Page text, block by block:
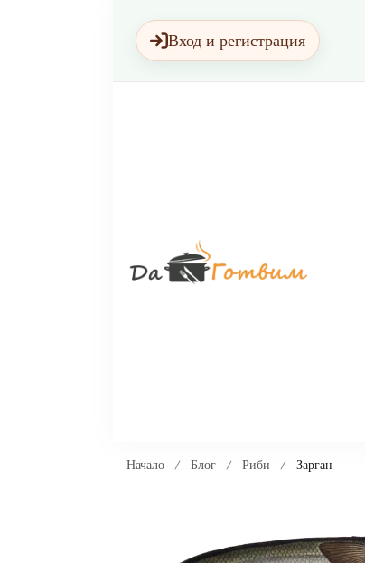
Вход и регистрация
Начало Блог Риби Зарган